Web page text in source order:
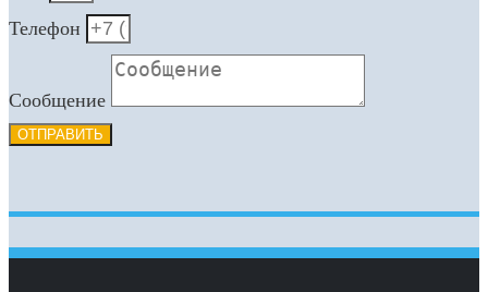
Телефон
Сообщение
ОТПРАВИТЬ